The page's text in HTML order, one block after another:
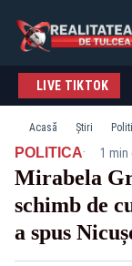
LIVE TIKTOK
Acasă Știri
POLITICA· 1 min
Mirabela
schimb de
a spus